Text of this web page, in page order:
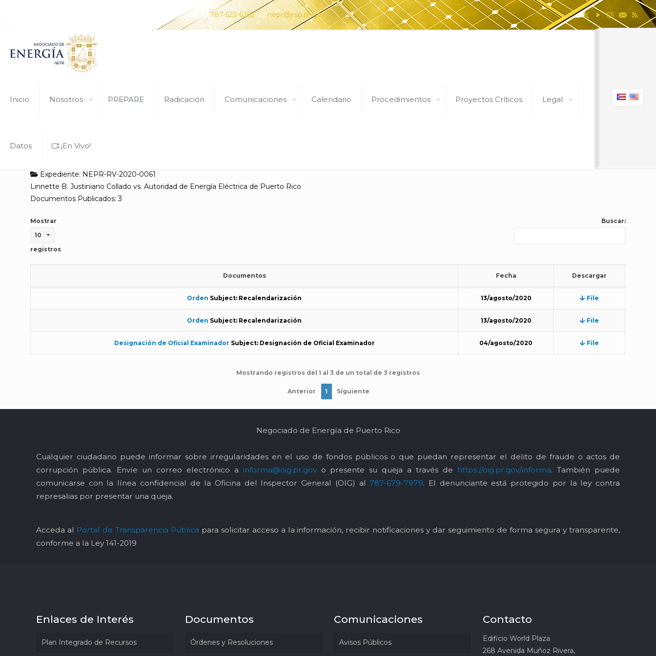
¿Tiene alguna pregunta? Comunícate con nosotros al 787-523-6262 nepr@jrsp.pr.gov
Inicio Nosotros PREPARE Radicación Comunicaciones Calendario Procedimientos Proyectos Críticos Legal
Datos ¡En Vivo!
Expediente: NEPR-RV-2020-0061
Linnette B. Justiniano Collado vs. Autoridad de Energía Eléctrica de Puerto Rico
Documentos Publicados: 3
Mostrar
registros
Buscar:
Documentos Fecha Descargar
Orden Subject: Recalendarización 13/agosto/2020 File
Orden Subject: Recalendarización 13/agosto/2020 File
Designación de Oficial Examinador Subject: Designación de Oficial Examinador 04/agosto/2020 File
Mostrando registros del 1 al 3 de un total de 3 registros
Anterior 1 Siguiente
Negociado de Energía de Puerto Rico
Cualquier ciudadano puede informar sobre irregularidades en el uso de fondos públicos o que puedan representar el delito de fraude o actos de
corrupción pública. Envíe un correo electrónico a informa@oig.pr.govo presente su queja a través de https://oig.pr.gov/informa. También puede
comunicarse con la línea confidencial de la Oficina del Inspector General (OIG) al 787-679-7979. El denunciante está protegido por la ley contra
represalias por presentar una queja.
Acceda al Portal de Transparencia Pública para solicitar acceso a la información, recibir notificaciones y dar seguimiento de forma segura y transparente,
conforme a la Ley 141-2019
Enlaces de Interés
Plan Integrado de Recursos
Documentos
Órdenes y Resoluciones
Comunicaciones
Avisos Públicos
Contacto
Edificio World Plaza
268 Avenida Muñoz Rivera,